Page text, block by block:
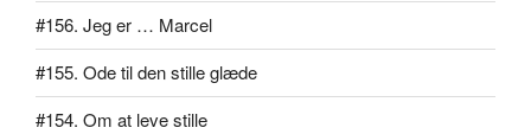
#156. Jeg er … Marcel
#155. Ode til den stille glæde
#154. Om at leve stille